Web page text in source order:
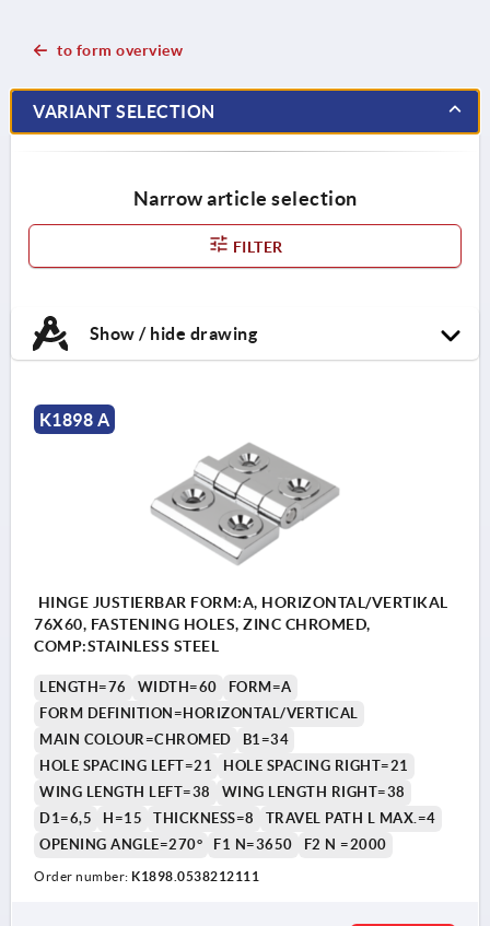
to form overview
VARIANT SELECTION
Narrow article selection
FILTER
Show / hide drawing
K1898 A
HINGE JUSTIERBAR FORM:A, HORIZONTAL/VERTIKAL
76X60, FASTENING HOLES, ZINC CHROMED,
COMP:STAINLESS STEEL
LENGTH=76 WIDTH=60
FORM=A
FORM DEFINITION=HORIZONTAL/VERTICAL
MAIN COLOUR=CHROMED
B1=34
HOLE SPACING LEFT=21
HOLE SPACING RIGHT=21
WING LENGTH LEFT=38
WING LENGTH RIGHT=38
D1=6,5
H=15 THICKNESS=8
TRAVEL PATH L MAX.=4
OPENING ANGLE=270°
F1 N=3650 F2 N =2000
Order number: K1898.0538212111